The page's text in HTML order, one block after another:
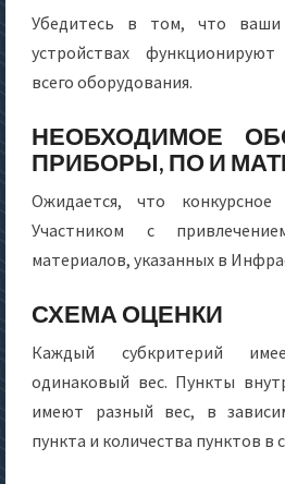
Убедитесь в том, что ваши
устройствах функционируют
всего оборудования.
НЕОБХОДИМОЕ
ПРИБОРЫ, ПО И
Ожидается, что конкурсное
Участником с
материалов, указанных в
СХЕМА ОЦЕНКИ
Каждый субкритерий
одинаковый вес. Пункты
имеют разный вес, в
пункта и количества пунктов в